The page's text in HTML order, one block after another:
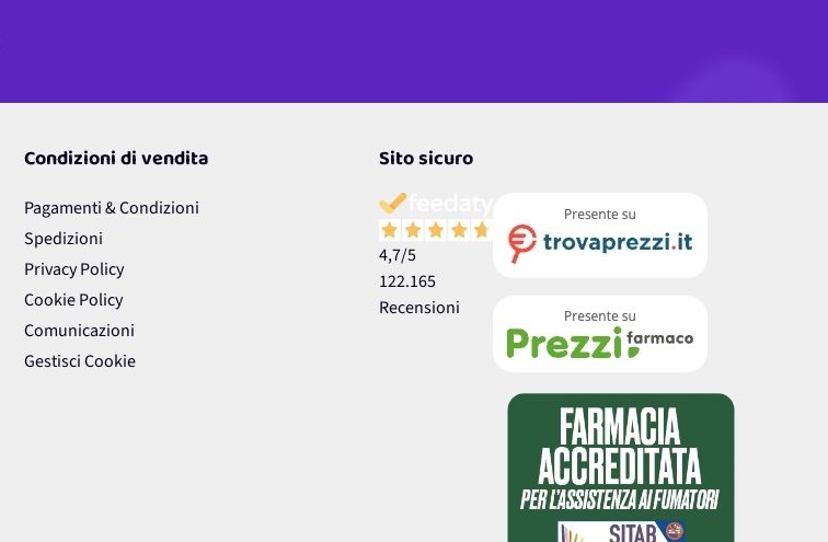
Condizioni di vendita
Pagamenti & Condizioni
Spedizioni
Privacy Policy
Cookie Policy
Comunicazioni
Gestisci Cookie
Sito sicuro
4,7/5
122.165
Recensioni